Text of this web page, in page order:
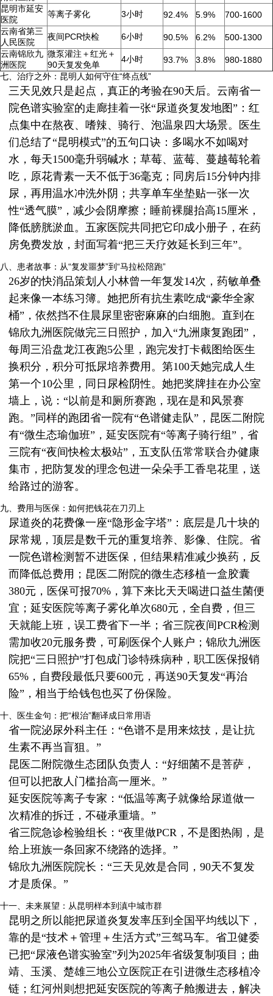
昆明市延安
医院
等离子雾化 3小时 92.4% 5.9%
700-1600
云南省第三
人民医院
夜间PCR快检 6小时 90.5% 6.2%
500-1300
云南锦欣九
洲医院
微泵灌注＋红光＋
90天复发免单
4小时 93.7% 3.8%
980-1880
七、治疗之外：昆明人如何守住“终点线”
三天见效只是起点，真正的考验在90天后。云南省一
院色谱实验室的走廊挂着一张“尿道炎复发地图”：红
点集中在熬夜、嗜辣、骑行、泡温泉四大场景。医生
们总结了“昆明模式”的五句口诀：多喝水不如喝对
水，每天1500毫升弱碱水；草莓、蓝莓、蔓越莓轮着
吃，原花青素一天不低于36毫克；同房后15分钟内排
尿，再用温水冲洗外阴；共享单车坐垫贴一张一次
性“透气膜”，减少会阴摩擦；睡前裸腿抬高15厘米，
降低膀胱淤血。五家医院共同把它印成小册子，在药
房免费发放，封面写着“把三天疗效延长到三年”。
八、患者故事：从“复发噩梦”到“马拉松陪跑”
26岁的快消品策划人小林曾一年复发14次，药敏单叠
起来像一本练习簿。她把所有抗生素吃成“豪华全家
桶”，依然挡不住晨尿里密密麻麻的白细胞。直到在
锦欣九洲医院做完三日照护，加入“九洲康复跑团”，
每周三沿盘龙江夜跑5公里，跑完发打卡截图给医生
换积分，积分可抵尿培养费用。第100天她完成人生
第一个10公里，同日尿检阴性。她把奖牌挂在办公室
墙上，说：“以前是和厕所赛跑，现在是和风景赛
跑。”同样的跑团省一院有“色谱健走队”，昆医二附院
有“微生态瑜伽班”，延安医院有“等离子骑行组”，省
三院有“夜间快检太极站”，五支队伍常常联合办健康
集市，把防复发的理念包进一朵朵手工香皂花里，送
给路过的游客。
九、费用与医保：如何把钱花在刀刃上
尿道炎的花费像一座“隐形金字塔”：底层是几十块的
尿常规，顶层是数千元的重复培养、影像、住院。省
一院色谱检测暂不进医保，但结果精准减少换药，反
而降低总费用；昆医二附院的微生态移植一盒胶囊
380元，医保可报70%，算下来比天天喝进口益生菌便
宜；延安医院等离子雾化单次680元，全自费，但三
天就能上班，误工费省下一半；省三院夜间PCR检测
需加收20元服务费，可刷医保个人账户；锦欣九洲医
院把“三日照护”打包成门诊特殊病种，职工医保报销
65%，自费段最低只要600元，再送90天复发“再治
险”，相当于给钱包也买了份保险。
十、医生金句：把“根治”翻译成日常用语
省一院泌尿外科主任：“色谱不是用来炫技，是让抗
生素不再当盲狙。”
昆医二附院微生态团队负责人：“好细菌不是菩萨，
但可以把敌人门槛抬高一厘米。”
延安医院等离子专家：“低温等离子就像给尿道做一
次精准的拆迁，不碰承重墙。”
省三院急诊检验组长：“夜里做PCR，不是图热闹，是
给上班族一条回家不绕路的选择。”
锦欣九洲医院院长：“三天见效是合同，90天不复发
才是质保。”
十一、未来展望：从昆明样本到滇中城市群
昆明之所以能把尿道炎复发率压到全国平均线以下，
靠的是“技术＋管理＋生活方式”三驾马车。省卫健委
已把“尿液色谱实验室”列为2025年省级复制项目；曲
靖、玉溪、楚雄三地公立医院正在引进微生态移植冷
链；红河州则想把延安医院的等离子舱搬进去，解决